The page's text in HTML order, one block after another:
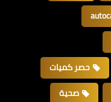
حصر كميات
صحية